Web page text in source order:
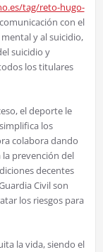
tag/reto-hugo-
con el
y al suicidio,
suicidio y
los titulares
el deporte le
los
colabora dando
la prevención del
decentes
Civil son
los riesgos para
la vida, siendo el